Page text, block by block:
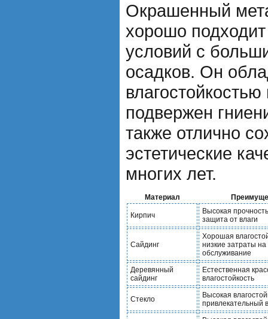
Окрашенный
хорошо
условий с
осадков. Он
подвержен
также отлично
эстетические
многих лет.
Материал
Кирпич
Высокая
защита от влаги
Сайдинг
Хорошая
низкие затраты на
обслуживание
Деревянный
сайдинг
Естественная
влагостойкость
Стекло
Высокая
привлекательный